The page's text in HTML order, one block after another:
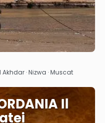
· Nizwa · Muscat
Il